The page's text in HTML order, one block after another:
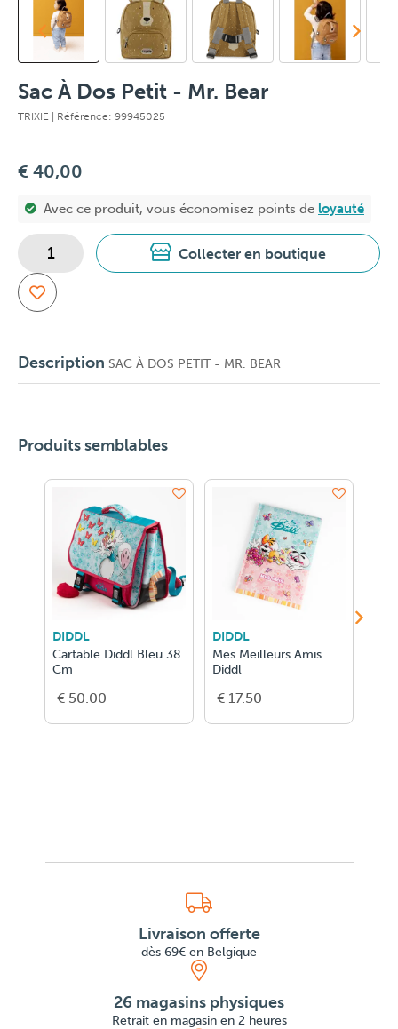
Sac À Dos Petit - Mr. Bear
TRIXIE | Référence: 99945025
€ 40,00
Avec ce produit, vous économisez points de loyauté
Collecter en boutique
Description SAC À DOS PETIT - MR. BEAR
Produits semblables
DIDDL
Cartable Diddl Bleu 38
Cm
€ 50.00
DIDDL
Mes Meilleurs Amis
Diddl
€ 17.50
Livraison offerte
dès 69€ en Belgique
26 magasins physiques
Retrait en magasin en 2 heures